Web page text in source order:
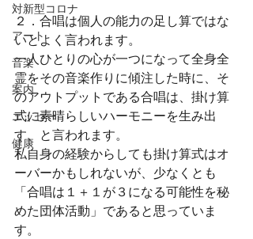
対新型コロナ
アート
音楽
案内
エッセー
健康
２．合唱は個人の能力の足し算ではな
いとよく言われます。
一人ひとりの心が一つになって全身全
霊をその音楽作りに傾注した時に、そ
のアウトプットである合唱は、掛け算
式に素晴らしいハーモニーを生み出
す、と言われます。
私自身の経験からしても掛け算式はオ
ーバーかもしれないが、少なくとも
「合唱は１＋１が３になる可能性を秘
めた団体活動」であると思っていま
す。